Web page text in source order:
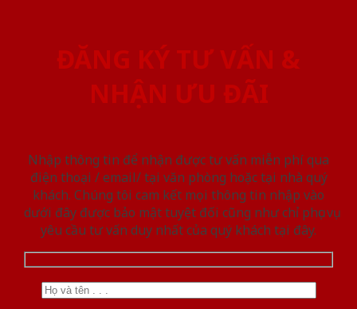
ĐĂNG KÝ TƯ VẤN &
NHẬN ƯU ĐÃI
Nhập thông tin để nhận được tư vấn miễn phí qua
điện thoại / email/ tại văn phòng hoặc tại nhà quý
khách. Chúng tôi cam kết mọi thông tin nhập vào
dưới đây được bảo mật tuyệt đối cũng như chỉ phục vụ
yêu cầu tư vấn duy nhất của quý khách tại đây.